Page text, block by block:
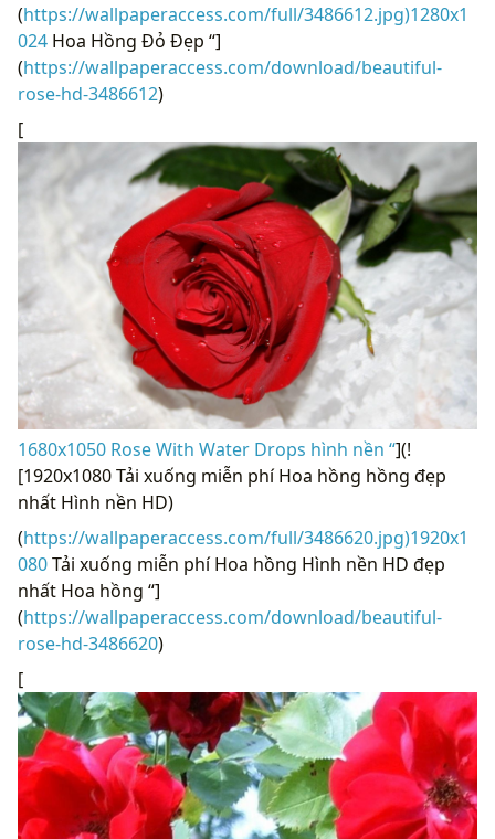
(https://wallpaperaccess.com/full/3486612.jpg)1280x1
024 Hoa Hồng Đỏ Đẹp “]
(https://wallpaperaccess.com/download/beautiful-
rose-hd-3486612)
[
1680x1050 Rose With Water Drops hình nền “](!
[1920x1080 Tải xuống miễn phí Hoa hồng hồng đẹp
nhất Hình nền HD)
(https://wallpaperaccess.com/full/3486620.jpg)1920x1
080Tải xuống miễn phí Hoa hồng Hình nền HD đẹp
nhất Hoa hồng “]
(https://wallpaperaccess.com/download/beautiful-
rose-hd-3486620)
[